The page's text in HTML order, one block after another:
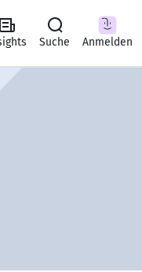
Suche Anmelden